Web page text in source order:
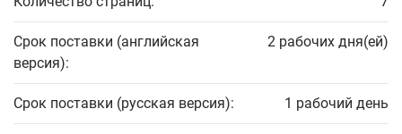
Срок поставки (английская
версия):
2 рабочих дня(ей)
Срок поставки (русская версия): 1 рабочий день